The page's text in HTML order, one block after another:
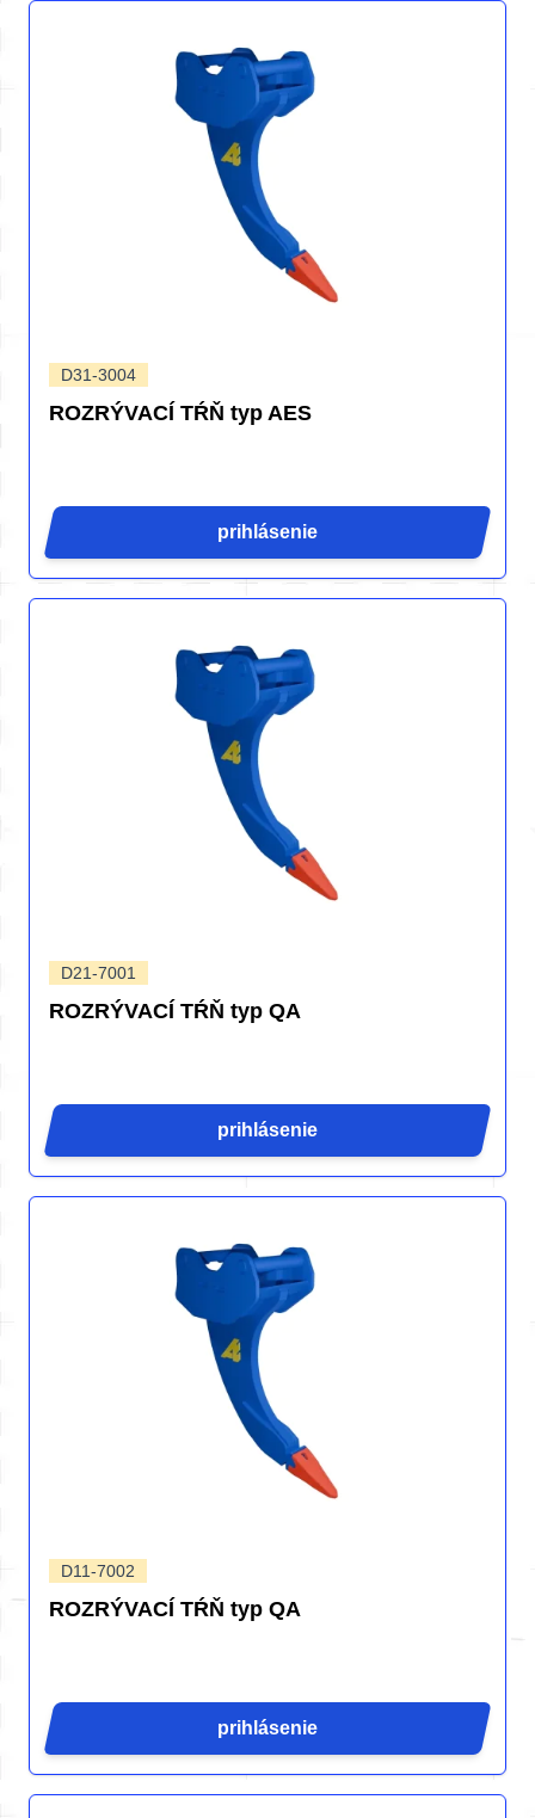
D31-3004
ROZRÝVACÍ TŔŇ typ AES
prihlásenie
D21-7001
ROZRÝVACÍ TŔŇ typ QA
prihlásenie
D11-7002
ROZRÝVACÍ TŔŇ typ QA
prihlásenie